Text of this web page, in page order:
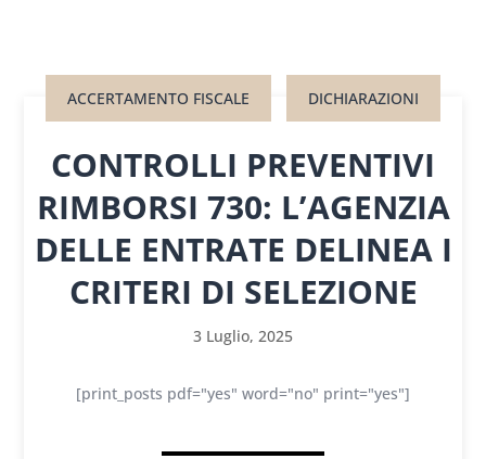
ACCERTAMENTO FISCALE DICHIARAZIONI
CONTROLLI PREVENTIVI
RIMBORSI 730: L’AGENZIA
DELLE ENTRATE DELINEA I
CRITERI DI SELEZIONE
3 Luglio, 2025
[print_posts pdf="yes" word="no" print="yes"]